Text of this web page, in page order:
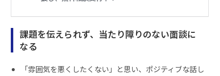
課題を伝えられず、当たり障りのない面談に
なる
「雰囲気を悪くしたくない」と思い、ポジティブな話し